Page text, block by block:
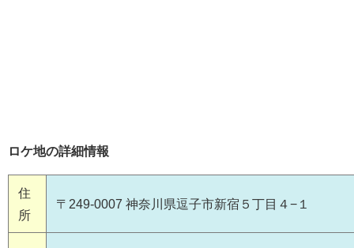
ロケ地の詳細情報
住
所
〒249-0007 神奈川県逗子市新宿５丁目４−１